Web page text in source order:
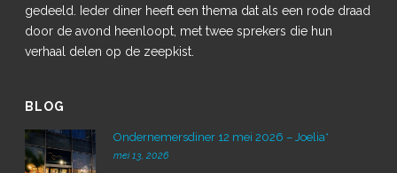
gedeeld. Ieder diner heeft een thema dat als een rode draad
door de avond heenloopt, met twee sprekers die hun
verhaal delen op de zeepkist.
BLOG
Ondernemersdiner 12 mei 2026 – Joelia*
mei 13, 2026